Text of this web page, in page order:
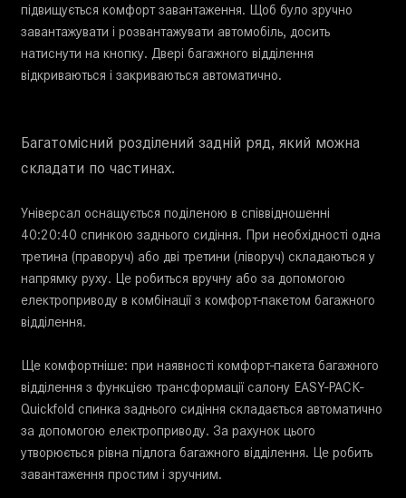
підвищується комфорт завантаження. Щоб було зручно
завантажувати і розвантажувати автомобіль, досить
натиснути на кнопку. Двері багажного відділення
відкриваються і закриваються автоматично.
Багатомісний розділений задній ряд, який можна
складати по частинах.
Універсал оснащується поділеною в співвідношенні
40:20:40 спинкою заднього сидіння. При необхідності одна
третина (праворуч) або дві третини (ліворуч) складаються у
напрямку руху. Це робиться вручну або за допомогою
електроприводу в комбінації з комфорт-пакетом багажного
відділення.
Ще комфортніше: при наявності комфорт-пакета багажного
відділення з функцією трансформації салону EASY-PACK-
Quickfold спинка заднього сидіння складається автоматично
за допомогою електроприводу. За рахунок цього
утворюється рівна підлога багажного відділення. Це робить
завантаження простим і зручним.